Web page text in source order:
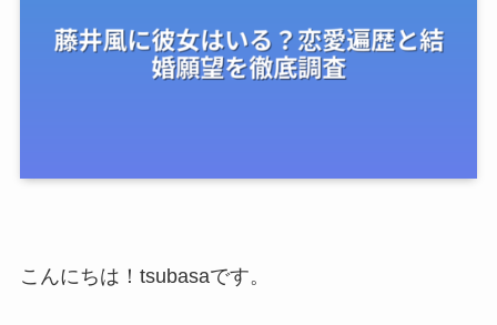
こんにちは！tsubasaです。